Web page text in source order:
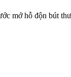
mớ hỗ độn bút